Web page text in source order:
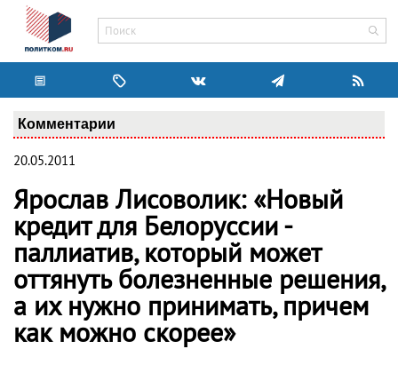
Комментарии
20.05.2011
Ярослав Лисоволик: «Новый
кредит для Белоруссии -
паллиатив, который может
оттянуть болезненные решения,
а их нужно принимать, причем
как можно скорее»